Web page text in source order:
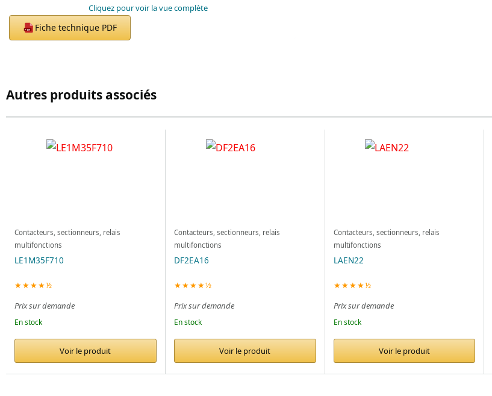
Cliquez pour voir la vue complète
PDF Fiche technique PDF
Autres produits associés
Contacteurs, sectionneurs, relais
multifonctions
LE1M35F710
★★★★½
Prix sur demande
En stock
Voir le produit
Contacteurs, sectionneurs, relais
multifonctions
DF2EA16
★★★★½
Prix sur demande
En stock
Voir le produit
Contacteurs, sectionneurs, relais
multifonctions
LAEN22
★★★★½
Prix sur demande
En stock
Voir le produit